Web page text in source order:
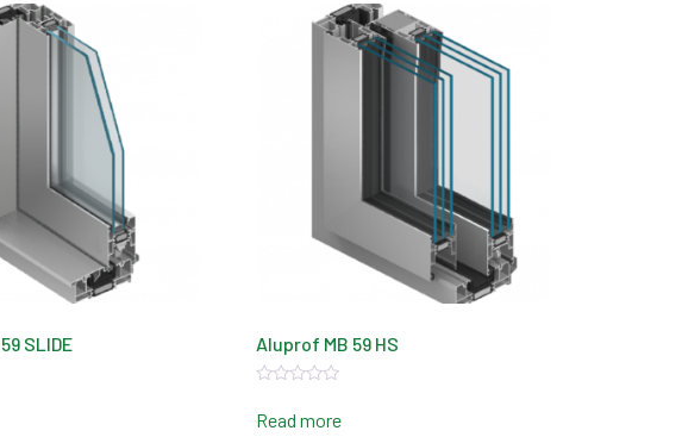
SLIDE Aluprof MB 59 HS
0
out
Read more